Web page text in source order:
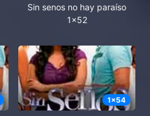
Sin senos no hay paraíso
1x52
1x54